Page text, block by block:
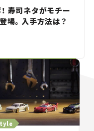
寿司ネタがモチー
場。入手方法は？